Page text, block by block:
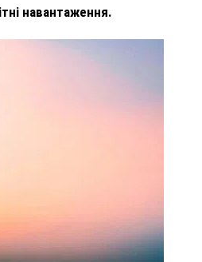
навантаження.